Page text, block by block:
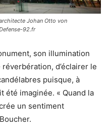
Johan Otto von
92.fr
son illumination
d’éclairer le
puisque, à
été imaginée. « Quand la
un sentiment